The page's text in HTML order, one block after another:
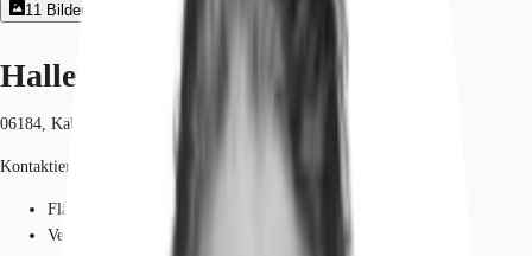
11 Bildergalerie
Exposé herunterladen
Hallen - Kabelsketal - B2428
06184, Kabelsketal, Sachsen-Anhalt
Kontaktieren Sie uns für den Preis
Fläche
Verfügbarkeit
Sofort